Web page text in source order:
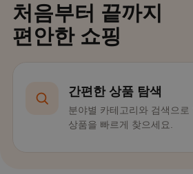
처음부터 끝까지
편안한 쇼핑
간편한 상품 탐색
분야별 카테고리와 검색으로
상품을 빠르게 찾으세요.